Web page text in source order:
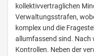
kollektivvertraglichen
Verwaltungsstrafen,
komplex und die
allumfassend sind. Nach
Kontrollen. Neben der